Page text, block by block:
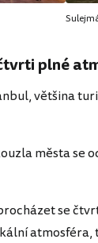
plné
většina
města se
se
atmosféra,